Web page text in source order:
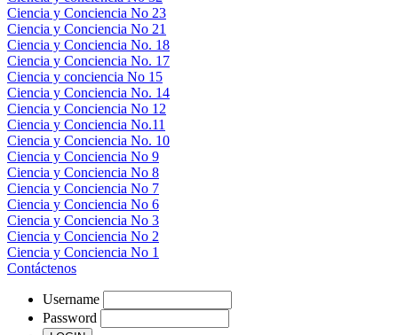
Ciencia y Conciencia No 23
Ciencia y Conciencia No 21
Ciencia y Conciencia No. 18
Ciencia y Conciencia No. 17
Ciencia y conciencia No 15
Ciencia y Conciencia No. 14
Ciencia y Conciencia No 12
Ciencia y Conciencia No.11
Ciencia y Conciencia No. 10
Ciencia y Conciencia No 9
Ciencia y Conciencia No 8
Ciencia y Conciencia No 7
Ciencia y Conciencia No 6
Ciencia y Conciencia No 3
Ciencia y Conciencia No 2
Ciencia y Conciencia No 1
Contáctenos
Username
Password